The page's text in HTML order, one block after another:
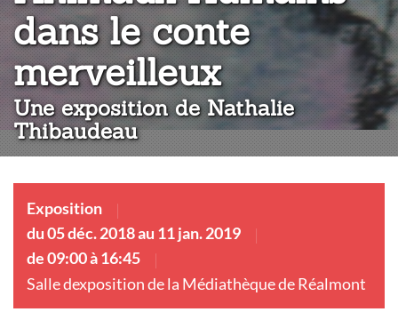
dans le conte
merveilleux:
Une exposition de Nathalie
Thibaudeau
Exposition
du 05 déc. 2018 au 11 jan. 2019
de 09:00 à 16:45
Salle dexposition de la Médiathèque de Réalmont